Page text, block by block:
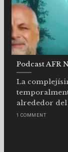
Podcast AFR
La
alrededor del
1 COMMENT